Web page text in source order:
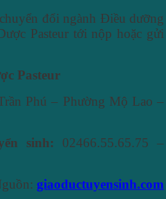
đổi ngành Điều dưỡng
Pasteur tới nộp hoặc gửi
Pasteur
Phú – Phường Mộ Lao –
sinh: 02466.55.65.75 –
giaoductuyensinh.com